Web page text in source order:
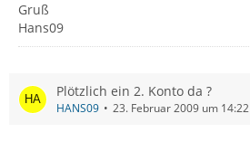
Gruß
Hans09
Plötzlich ein 2. Konto da ?
HANS09 23. Februar 2009 um 14:22